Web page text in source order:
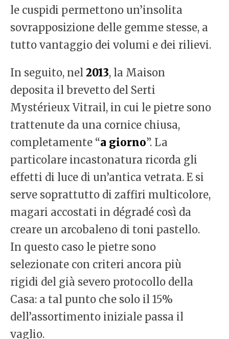
le cuspidi permettono un’insolita
sovrapposizione delle gemme stesse, a
tutto vantaggio dei volumi e dei rilievi.
In seguito, nel 2013, la Maison
deposita il brevetto del Serti
Mystérieux Vitrail, in cui le pietre sono
trattenute da una cornice chiusa,
completamente “a giorno”. La
particolare incastonatura ricorda gli
effetti di luce di un’antica vetrata. E si
serve soprattutto di zaffiri multicolore,
magari accostati in dégradé così da
creare un arcobaleno di toni pastello.
In questo caso le pietre sono
selezionate con criteri ancora più
rigidi del già severo protocollo della
Casa: a tal punto che solo il 15%
dell’assortimento iniziale passa il
vaglio.